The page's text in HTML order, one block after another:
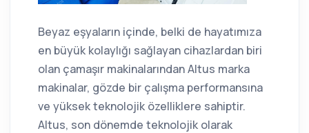
Beyaz eşyaların içinde, belki de hayatımıza
en büyük kolaylığı sağlayan cihazlardan biri
olan çamaşır makinalarından Altus marka
makinalar, gözde bir çalışma performansına
ve yüksek teknolojik özelliklere sahiptir.
Altus, son dönemde teknolojik olarak